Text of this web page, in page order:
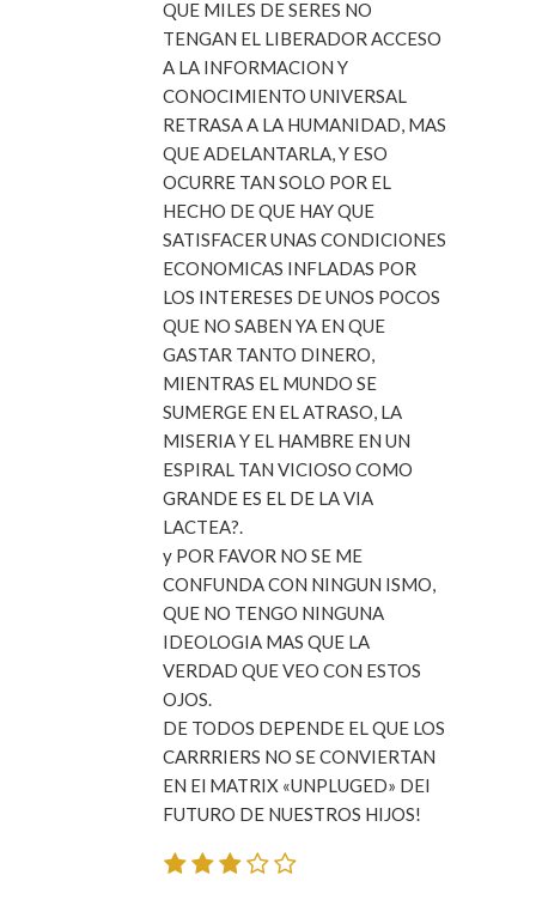
QUE MILES DE SERES NO
TENGAN EL LIBERADOR ACCESO
A LA INFORMACION Y
CONOCIMIENTO UNIVERSAL
RETRASA A LA HUMANIDAD, MAS
QUE ADELANTARLA, Y ESO
OCURRE TAN SOLO POR EL
HECHO DE QUE HAY QUE
SATISFACER UNAS CONDICIONES
ECONOMICAS INFLADAS POR
LOS INTERESES DE UNOS POCOS
QUE NO SABEN YA EN QUE
GASTAR TANTO DINERO,
MIENTRAS EL MUNDO SE
SUMERGE EN EL ATRASO, LA
MISERIA Y EL HAMBRE EN UN
ESPIRAL TAN VICIOSO COMO
GRANDE ES EL DE LA VIA
LACTEA?.
y POR FAVOR NO SE ME
CONFUNDA CON NINGUN ISMO,
QUE NO TENGO NINGUNA
IDEOLOGIA MAS QUE LA
VERDAD QUE VEO CON ESTOS
OJOS.
DE TODOS DEPENDE EL QUE LOS
CARRRIERS NO SE CONVIERTAN
EN El MATRIX «UNPLUGED» DEl
FUTURO DE NUESTROS HIJOS!